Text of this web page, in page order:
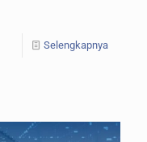
Selengkapnya